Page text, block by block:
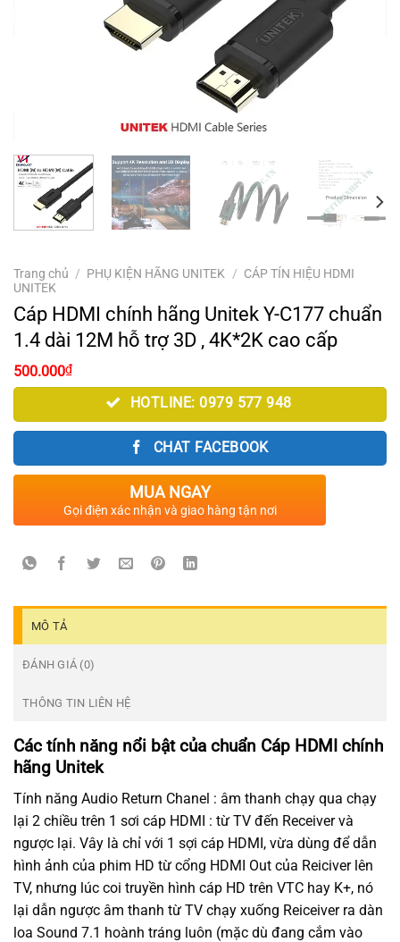
Trang chủ / PHỤ KIỆN HÃNG UNITEK / CÁP TÍN HIỆU HDMI
UNITEK
Cáp HDMI chính hãng Unitek Y-C177 chuẩn
1.4 dài 12M hỗ trợ 3D , 4K*2K cao cấp
500.000₫
HOTLINE: 0979 577 948
CHAT FACEBOOK
MUA NGAY
Gọi điện xác nhận và giao hàng tận nơi
MÔ TẢ
ĐÁNH GIÁ (0)
THÔNG TIN LIÊN HỆ
Các tính năng nổi bật của chuẩn Cáp HDMI chính
hãng Unitek
Tính năng Audio Return Chanel : âm thanh chạy qua chạy
lại 2 chiều trên 1 sơi cáp HDMI : từ TV đến Receiver và
ngược lại. Vây là chỉ với 1 sợi cáp HDMI, vừa dùng để dẫn
hình ảnh của phim HD từ cổng HDMI Out của Reiciver lên
TV, nhưng lúc coi truyền hình cáp HD trên VTC hay K+, nó
lại dẫn ngược âm thanh từ TV chạy xuống Reiceiver ra dàn
loa Sound 7.1 hoành tráng luôn (mặc dù đang cắm vào